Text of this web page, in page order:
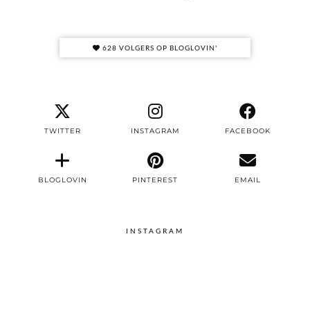
628 VOLGERS OP BLOGLOVIN'
TWITTER INSTAGRAM FACEBOOK
BLOGLOVIN PINTEREST EMAIL
INSTAGRAM